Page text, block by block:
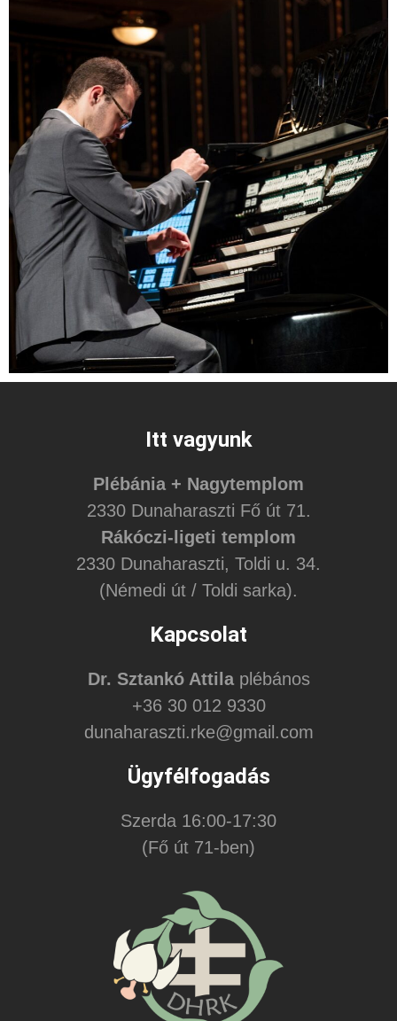
Itt vagyunk
Plébánia + Nagytemplom
2330 Dunaharaszti Fő út 71.
Rákóczi-ligeti templom
2330 Dunaharaszti, Toldi u. 34.
(Némedi út / Toldi sarka).
Kapcsolat
Dr. Sztankó Attilaplébános
+36 30 012 9330
dunaharaszti.rke@gmail.com
Ügyfélfogadás
Szerda 16:00-17:30
(Fő út 71-ben)